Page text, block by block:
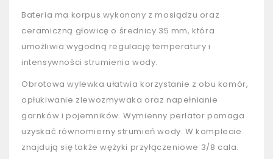
Bateria ma korpus wykonany z mosiądzu oraz
ceramiczną głowicę o średnicy 35 mm, która
umożliwia wygodną regulację temperatury i
intensywności strumienia wody.
Obrotowa wylewka ułatwia korzystanie z obu komór,
opłukiwanie zlewozmywaka oraz napełnianie
garnków i pojemników. Wymienny perlator pomaga
uzyskać równomierny strumień wody. W komplecie
znajdują się także wężyki przyłączeniowe 3/8 cala.